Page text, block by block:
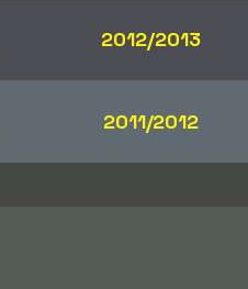
2012/2013
2011/2012